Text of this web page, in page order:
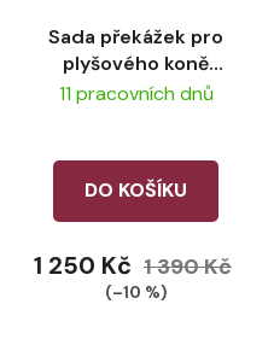
Sada překážek pro
plyšového koně
LeMieux -
11 pracovních dnů
DO KOŠÍKU
1 250 Kč 1 390 Kč
(–10 %)